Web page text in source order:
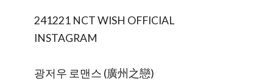
241221 NCT WISH OFFICIAL
INSTAGRAM
광저우 로맨스 (廣州之戀)